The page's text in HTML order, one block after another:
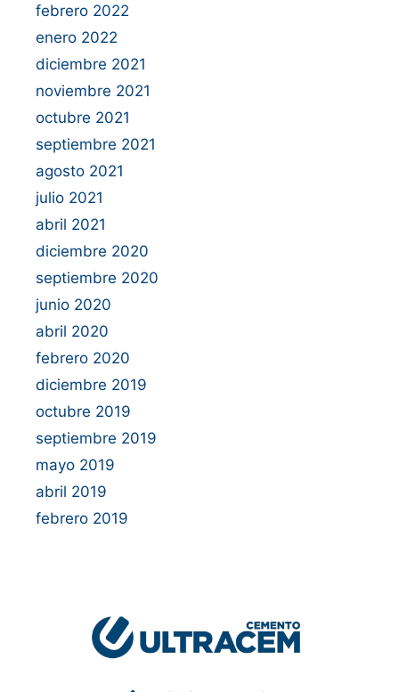
febrero 2022
enero 2022
diciembre 2021
noviembre 2021
octubre 2021
septiembre 2021
agosto 2021
julio 2021
abril 2021
diciembre 2020
septiembre 2020
junio 2020
abril 2020
febrero 2020
diciembre 2019
octubre 2019
septiembre 2019
mayo 2019
abril 2019
febrero 2019